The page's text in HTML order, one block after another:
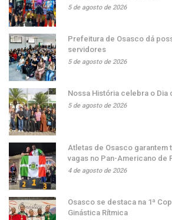
5 de agosto de 2026
Prefeitura de Osasco dá
servidores
5 de agosto de 2026
Nossa História celebra o Dia
5 de agosto de 2026
Atletas de Osasco garantem
vagas no Pan-Americano de
4 de agosto de 2026
Osasco se destaca na 1ª
Ginástica Rítmica